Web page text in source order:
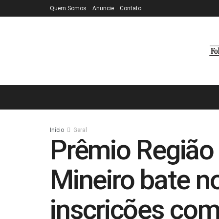
Quem Somos Anuncie Contato
Início Geral
Prêmio
Mineiro bate
inscrições